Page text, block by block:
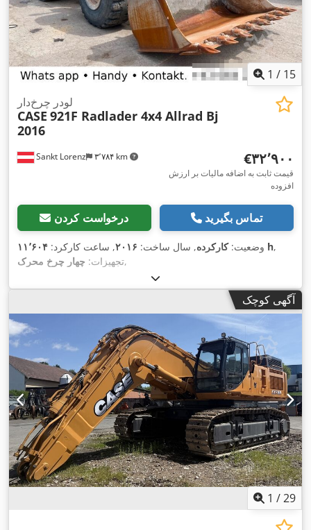
1 / 15
Sankt Lorenz ۳٬۷۸۴ km
لودر چرخ‌دار
CASE 921F Radlader 4x4 Allrad Bj
2016
‎€۳۲٬۹۰۰
قیمت ثابت به اضافه مالیات بر ارزش
افزوده
درخواست کردن تماس بگیرید
وضعیت:کارکرده, سال ساخت: ۲۰۱۶, ساعت کارکرد: ۱۱٬۶۰۴ h,
تجهیزات: چهار چرخ محرک ,
آگهی کوچک
1 /29